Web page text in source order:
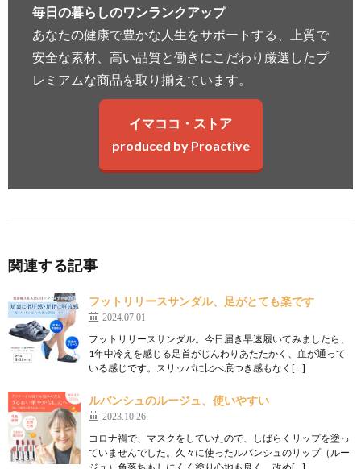
毎日の暮らしのワンランクアップ
あなたの健康で豊かな人生をサポートする、上質で
安全な素材、高い品質と働きにこだわり厳選したプ
レミアムな商品を取り揃えています。
イマココ・ストア
produced by Proactive
関連する記事
フットリリースサンダル、足がとても楽です
2024.07.01
フットリリースサンダル。今日届き早速履いてみましたら、
1年中冷えを感じる足首がじんわりあたたかく、血が通って
いる感じです。スリッパに比べ底つき感もなく[…]
ルバンシュのルージュ、使いやすい
2023.10.26
コロナ禍で、マスクをしていたので、しばらくリップを塗っ
ていませんでした。久々に使ったルバンシュのリップ（ルー